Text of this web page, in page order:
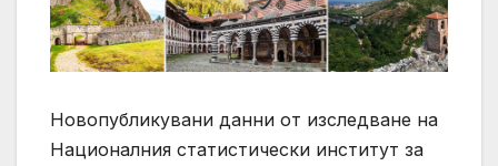
Новопубликувани данни от изследване на
Националния статистически институт за